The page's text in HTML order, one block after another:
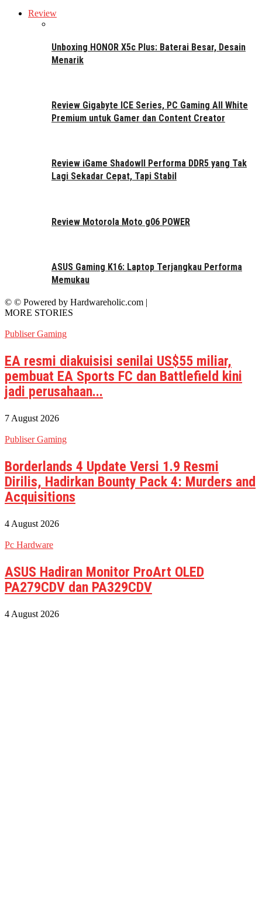
Review
Unboxing HONOR X5c Plus: Baterai Besar, Desain
Menarik
Review Gigabyte ICE Series, PC Gaming All White
Premium untuk Gamer dan Content Creator
Review iGame ShadowII Performa DDR5 yang Tak
Lagi Sekadar Cepat, Tapi Stabil
Review Motorola Moto g06 POWER
ASUS Gaming K16: Laptop Terjangkau Performa
Memukau
© © Powered by Hardwareholic.com |
MORE STORIES
Publiser Gaming
EA resmi diakuisisi senilai US$55 miliar,
pembuat EA Sports FC dan Battlefield kini
jadi perusahaan...
7 August 2026
Publiser Gaming
Borderlands 4 Update Versi 1.9 Resmi
Dirilis, Hadirkan Bounty Pack 4: Murders and
Acquisitions
4 August 2026
Pc Hardware
ASUS Hadiran Monitor ProArt OLED
PA279CDV dan PA329CDV
4 August 2026